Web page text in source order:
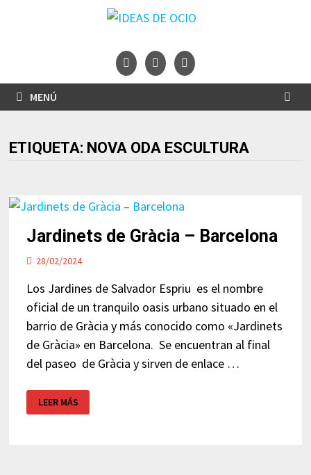
MENÚ
ETIQUETA: NOVA ODA ESCULTURA
Jardinets de Gràcia – Barcelona
28/02/2024
Los Jardines de Salvador Espriu es el nombre
oficial de un tranquilo oasis urbano situado en el
barrio de Gràcia y más conocido como «Jardinets
de Gràcia» en Barcelona. Se encuentran al final
del paseo de Gràcia y sirven de enlace …
JARDINETS
DE
GRÀCIA
LEER MÁS